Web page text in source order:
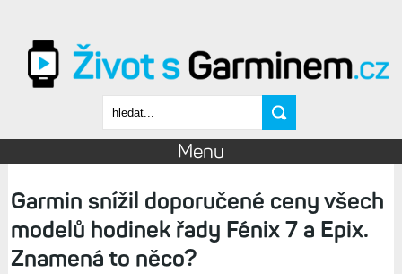
Vyhledávání
Menu
Garmin snížil doporučené ceny všech
modelů hodinek řady Fénix 7 a Epix.
Znamená to něco?